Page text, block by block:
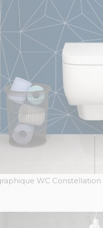
WC Constellation